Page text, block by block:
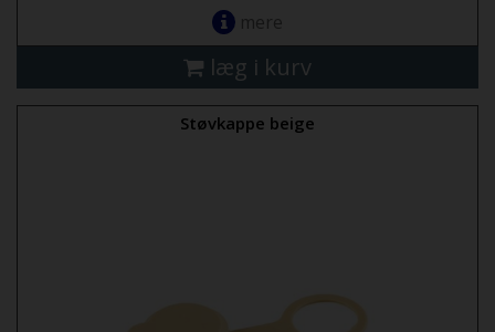
mere
læg i kurv
Støvkappe beige